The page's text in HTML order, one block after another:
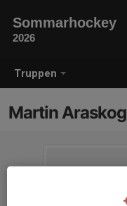
Truppen
Sommarhockey
2026
Martin Araskog